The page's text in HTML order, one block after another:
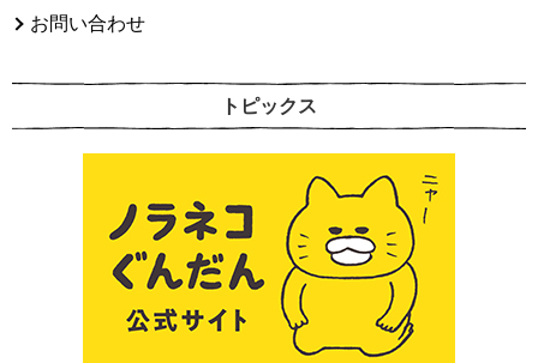
お問い合わせ
トピックス